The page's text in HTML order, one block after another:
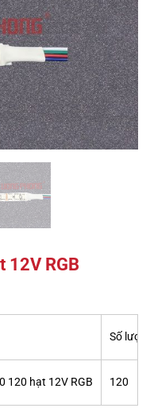
12V RGB
Số
120 hạt 12V RGB 120